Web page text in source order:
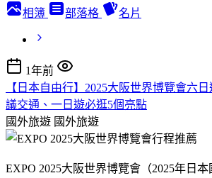
相簿 部落格 名片
1年前
【日本自由行】2025大阪世界博覽會六
議交通、一日遊必逛5個亮點
國外旅遊 國外旅遊
EXPO 2025大阪世界博覽會（2025年日